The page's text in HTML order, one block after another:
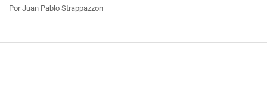
Por Juan Pablo Strappazzon